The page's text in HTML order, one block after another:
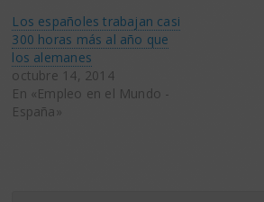
Los españoles trabajan casi
300 horas más al año que
los alemanes
octubre 14, 2014
En «Empleo en el Mundo -
España»